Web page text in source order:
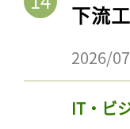
下流
2026/
IT・ビ